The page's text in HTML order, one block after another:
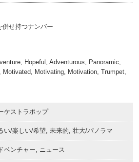
せ持つナンバー
Hopeful, Adventurous, Panoramic,
Motivating, Motivation, Trumpet,
ケストラポップ
い/楽しい/希望, 未来的, 壮大/パノラマ
ベンチャー, ニュース